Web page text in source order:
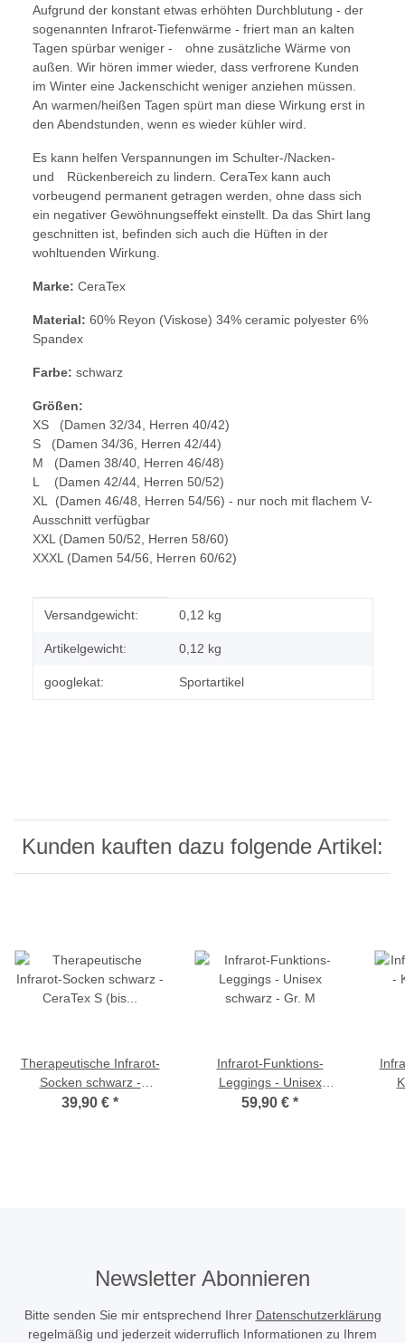
Aufgrund der konstant etwas erhöhten Durchblutung - der
sogenannten Infrarot-Tiefenwärme - friert man an kalten
Tagen spürbar weniger - ohne zusätzliche Wärme von
außen. Wir hören immer wieder, dass verfrorene Kunden
im Winter eine Jackenschicht weniger anziehen müssen.
An warmen/heißen Tagen spürt man diese Wirkung erst in
den Abendstunden, wenn es wieder kühler wird.
Es kann helfen Verspannungen im Schulter-/Nacken-
und Rückenbereich zu lindern. CeraTex kann auch
vorbeugend permanent getragen werden, ohne dass sich
ein negativer Gewöhnungseffekt einstellt. Da das Shirt lang
geschnitten ist, befinden sich auch die Hüften in der
wohltuenden Wirkung.
Marke: CeraTex
Material: 60% Reyon (Viskose) 34% ceramic polyester 6%
Spandex
Farbe: schwarz
Größen:
XS (Damen 32/34, Herren 40/42)
S (Damen 34/36, Herren 42/44)
M (Damen 38/40, Herren 46/48)
L (Damen 42/44, Herren 50/52)
XL (Damen 46/48, Herren 54/56) - nur noch mit flachem V-
Ausschnitt verfügbar
XXL (Damen 50/52, Herren 58/60)
XXXL (Damen 54/56, Herren 60/62)
Produkteigenschaft
Wert
Versandgewicht: 0,12 kg
Artikelgewicht: 0,12 kg
googlekat: Sportartikel
Kunden kauften dazu folgende Artikel:
Therapeutische Infrarot-
Socken schwarz -
CeraTex S (bis Gr. 39)
39,90 € *
Infrarot-Funktions-
Leggings - Unisex
schwarz - Gr. M
59,90 € *
Newsletter Abonnieren
Bitte senden Sie mir entsprechend Ihrer Datenschutzerklärung
regelmäßig und jederzeit widerruflich Informationen zu Ihrem